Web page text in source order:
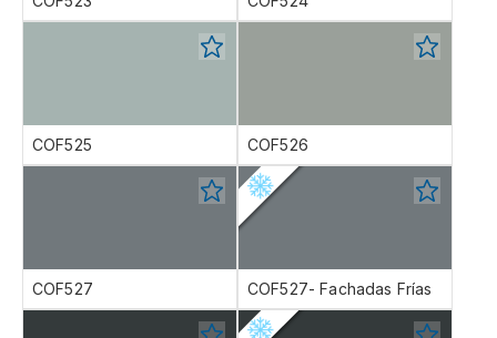
COF525 COF526
COF527 COF527- Fachadas Frías